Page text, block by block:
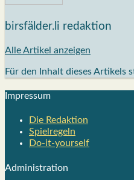
birsfälder.li redaktion
Alle Artikel anzeigen
Für den Inhalt dieses Artikels
Impres­sum
Die Redak­ti­on
Spiel­re­geln
Do-it-your­s­elf
Admi­nis­tra­ti­on